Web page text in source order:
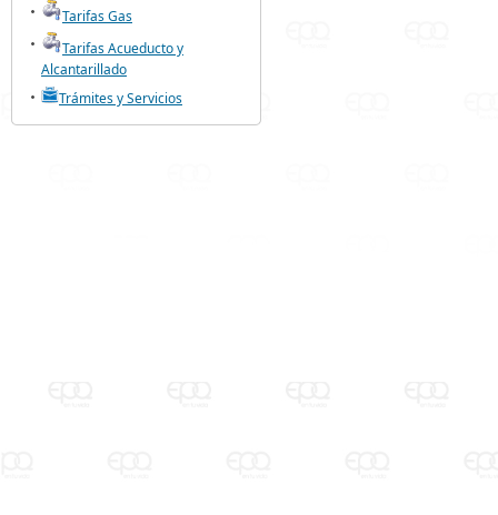
Tarifas Gas
Tarifas Acueducto y
Alcantarillado
Trámites y Servicios